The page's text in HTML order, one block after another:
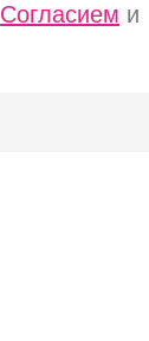
Согласием и